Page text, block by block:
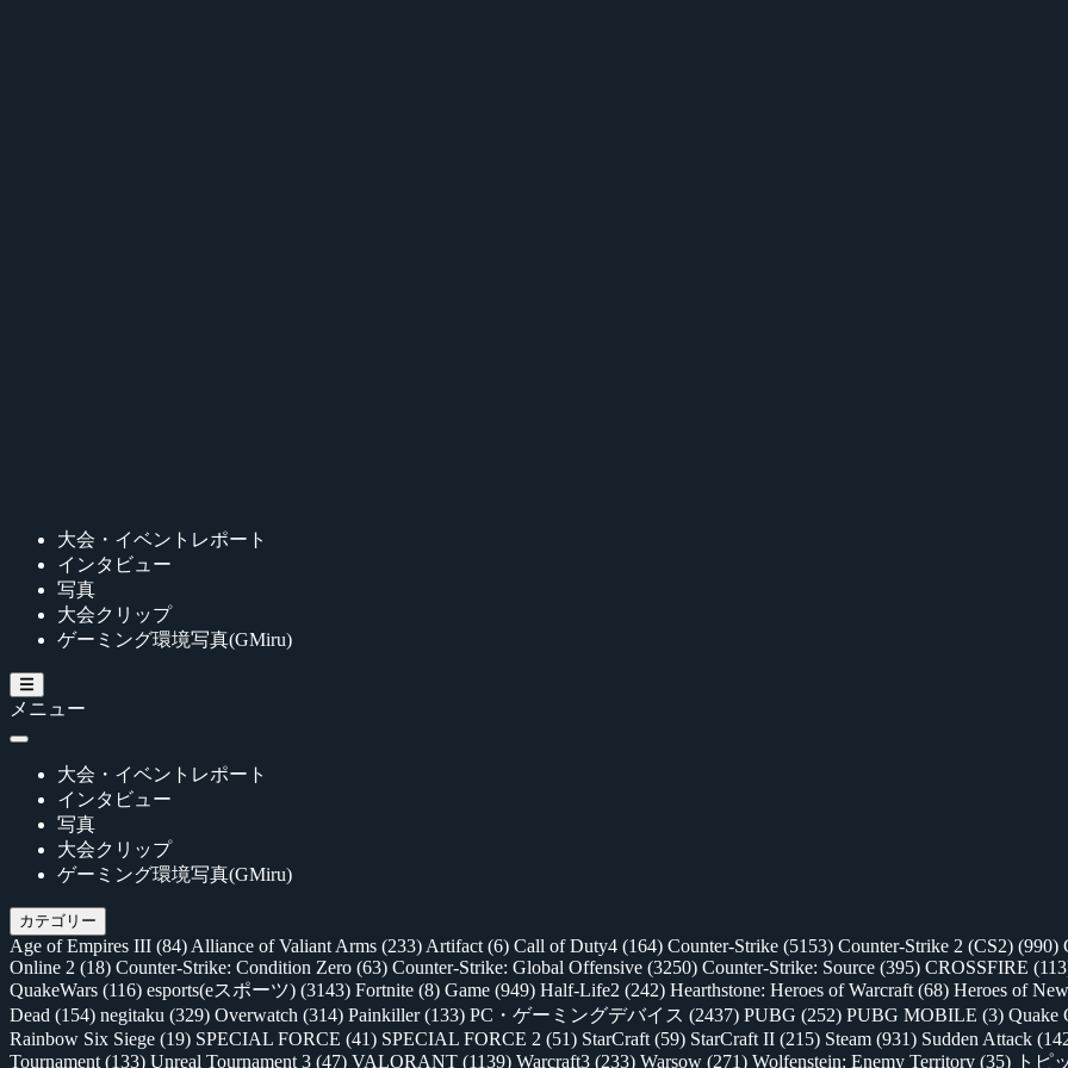
大会・イベントレポート
インタビュー
写真
大会クリップ
ゲーミング環境写真(GMiru)
メニュー
大会・イベントレポート
インタビュー
写真
大会クリップ
ゲーミング環境写真(GMiru)
カテゴリー
Age of Empires III (84) Alliance of Valiant Arms (233) Artifact (6) Call of Duty4 (164) Counter-Strike (5153) Counter-Strike 2 (CS2) (990)
Online 2 (18) Counter-Strike: Condition Zero (63) Counter-Strike: Global Offensive (3250) Counter-Strike: Source (395) CROSSFIRE
QuakeWars (116) esports(eスポーツ) (3143) Fortnite (8) Game (949) Half-Life2 (242) Hearthstone: Heroes of Warcraft (68) Heroes of
Dead (154) negitaku (329) Overwatch (314) Painkiller(133) PC・ゲーミングデバイス (2437) PUBG (252) PUBG MOBILE (3) Quake
Rainbow Six Siege (19) SPECIAL FORCE (41) SPECIAL FORCE 2 (51) StarCraft (59) StarCraft II (215) Steam (931) Sudden Attack
Tournament (133) Unreal Tournament 3 (47) VALORANT (1139) Warcraft3 (233) Warsow (271) Wolfenstein: Enemy Territory (35) トピ